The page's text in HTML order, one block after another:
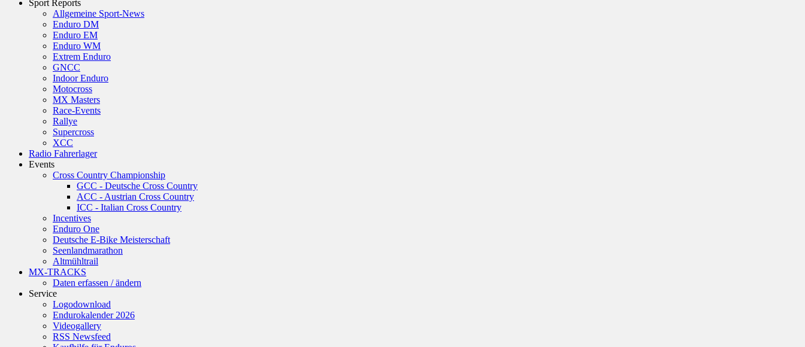
Sport Reports
Allgemeine Sport-News
Enduro DM
Enduro EM
Enduro WM
Extrem Enduro
GNCC
Indoor Enduro
Motocross
MX Masters
Race-Events
Rallye
Supercross
XCC
Radio Fahrerlager
Events
Cross Country Championship
GCC - Deutsche Cross Country
ACC - Austrian Cross Country
ICC - Italian Cross Country
Incentives
Enduro One
Deutsche E-Bike Meisterschaft
Seenlandmarathon
Altmühltrail
MX-TRACKS
Daten erfassen / ändern
Service
Logodownload
Endurokalender 2026
Videogallery
RSS Newsfeed